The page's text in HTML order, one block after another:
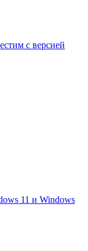
с версией
11 и Windows